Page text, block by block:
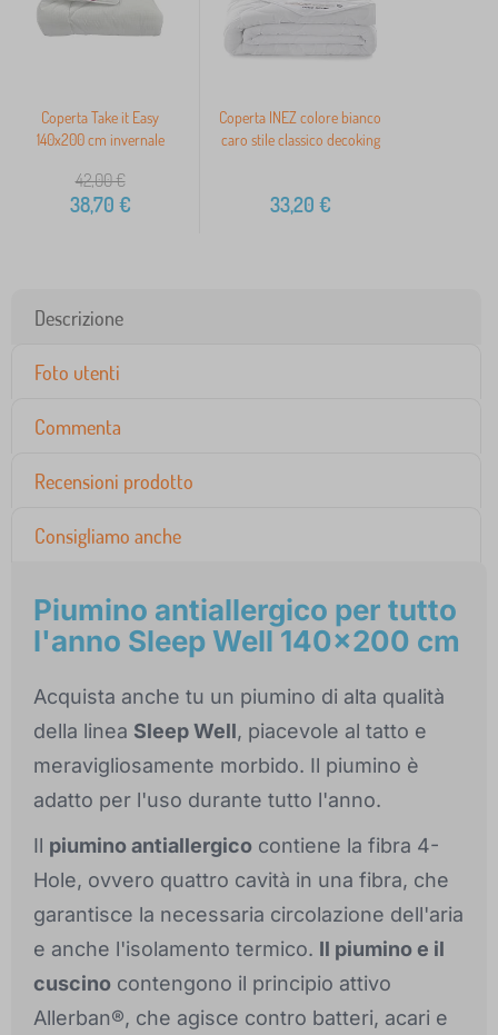
Coperta Take it Easy
140x200 cm invernale
42,00€
38,70 €
Coperta INEZ colore bianco
caro stile classico decoking
33,20 €
Descrizione
Foto utenti
Commenta
Recensioni prodotto
Consigliamo anche
Piumino antiallergico per tutto
l'anno Sleep Well 140x200 cm
Acquista anche tu un piumino di alta qualità
della linea Sleep Well, piacevole al tatto e
meravigliosamente morbido. Il piumino è
adatto per l'uso durante tutto l'anno.
Il piumino antiallergico contiene la fibra 4-
Hole, ovvero quattro cavità in una fibra, che
garantisce la necessaria circolazione dell'aria
e anche l'isolamento termico. Il piumino e il
cuscino contengono il principio attivo
Allerban®, che agisce contro batteri, acari e